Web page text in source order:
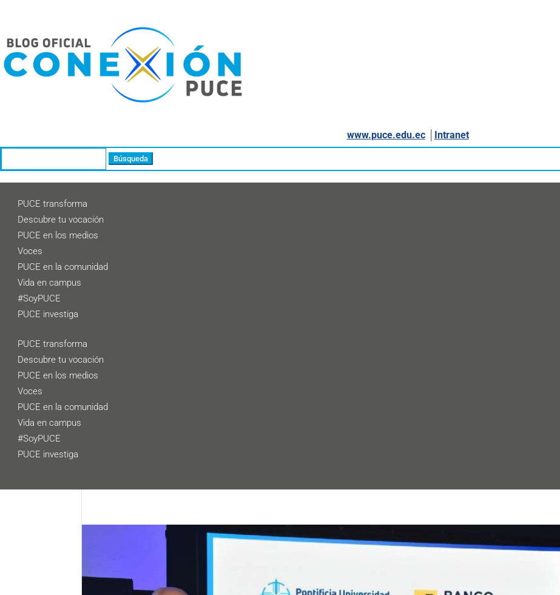
www.puce.edu.ec│ Intranet
PUCE transforma
Descubre tu vocación
PUCE en los medios
Voces
PUCE en la comunidad
Vida en campus
#SoyPUCE
PUCE investiga
PUCE transforma
Descubre tu vocación
PUCE en los medios
Voces
PUCE en la comunidad
Vida en campus
#SoyPUCE
PUCE investiga